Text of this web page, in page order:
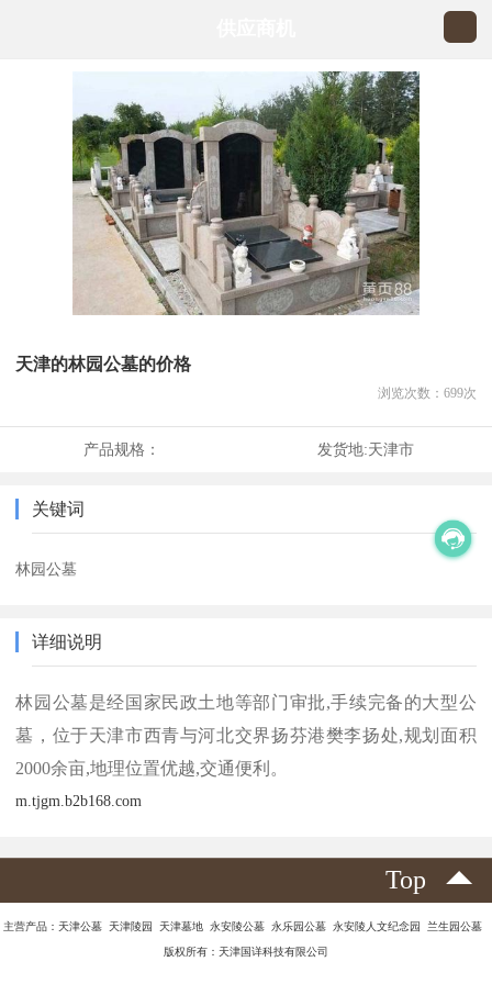
天津的林园公墓的价格
浏览次数： 699次
产品规格： 发货地:天津市
关键词
林园公墓
详细说明
林园公墓是经国家民政土地等部门审批,手续完备的大型公
墓，位于天津市西青与河北交界扬芬港樊李扬处,规划面积
2000余亩,地理位置优越,交通便利。
m.tjgm.b2b168.com
Top
主营产品：天津公墓 天津陵园 天津墓地 永安陵公墓 永乐园公墓 永安陵人文纪念园 兰生园公墓
版权所有：天津国详科技有限公司